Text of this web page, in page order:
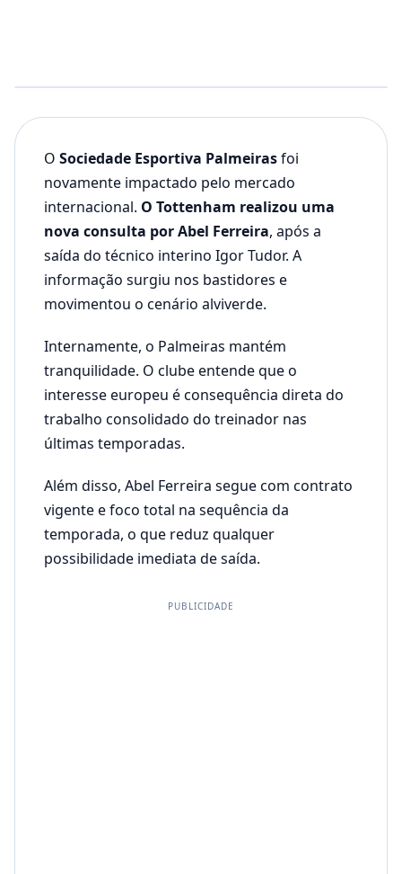
O Sociedade Esportiva Palmeirasfoi
novamente impactado pelo mercado
internacional. O Tottenham realizou uma
nova consulta por Abel Ferreira, após a
saída do técnico interino Igor Tudor. A
informação surgiu nos bastidores e
movimentou o cenário alviverde.
Internamente, o Palmeiras mantém
tranquilidade. O clube entende que o
interesse europeu é consequência direta do
trabalho consolidado do treinador nas
últimas temporadas.
Além disso, Abel Ferreira segue com contrato
vigente e foco total na sequência da
temporada, o que reduz qualquer
possibilidade imediata de saída.
PUBLICIDADE